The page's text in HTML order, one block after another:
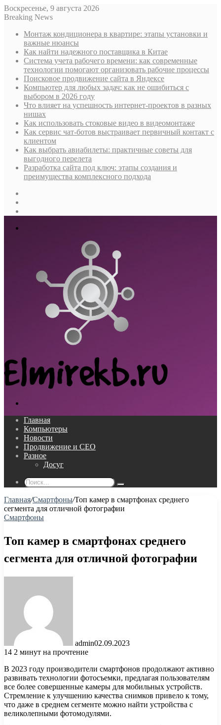
Воскресенье, 9 августа 2026
Breaking News
Монтаж кондиционера в квартире: этапы установки и
важные нюансы
Как найти надежного поставщика в Китае
Система учета рабочего времени: как современные
технологии помогают организовать рабочие процессы
Поисковое продвижение сайта в Яндексе
Компьютер для любых задач: как не ошибиться с
выбором в 2026 году
Что влияет на успешность интернет-проектов в разных
нишах
Как использовать стоковые видео в видеомонтаже
Как сервис чат-ботов выстраивает первичный контакт с
клиентом
Как выбрать авиабилеты: практичные советы для
выгодного перелета
Разработка сайта под ключ: этапы создания и
преимущества комплексного подхода
Главная
Компьютеры
Новости
Продвижение и СЕО
Разное
Досуг
Поиск...
Главная/Смартфоны/Топ камер в смартфонах среднего
сегмента для отличной фотографии
Смартфоны
Топ камер в смартфонах среднего
сегмента для отличной фотографии
admin02.09.2023
14 2 минут на прочтение
В 2023 году производители смартфонов продолжают активно
развивать технологии фотосъемки, предлагая пользователям
все более совершенные камеры для мобильных устройств.
Стремление к улучшению качества снимков привело к тому,
что даже в среднем сегменте можно найти устройства с
великолепными фотомодулями.